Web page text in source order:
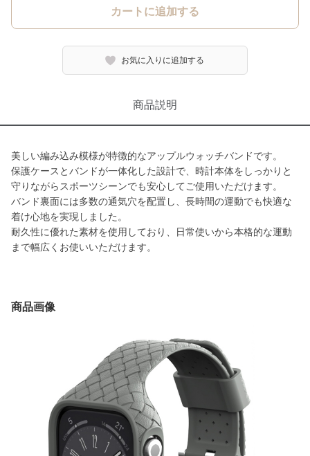
カートに追加する
お気に入りに追加する
商品説明
美しい編み込み模様が特徴的なアップルウォッチバンドです。
保護ケースとバンドが一体化した設計で、時計本体をしっかりと
守りながらスポーツシーンでも安心してご使用いただけます。
バンド裏面には多数の通気穴を配置し、長時間の運動でも快適な
着け心地を実現しました。
耐久性に優れた素材を使用しており、日常使いから本格的な運動
まで幅広くお使いいただけます。
商品画像